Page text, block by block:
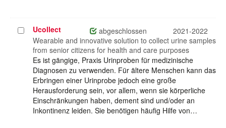
Projekt
auswählen
Ucollect abgeschlossen
2021-2022
Wearable and innovative solution to collect urine samples
from senior citizens for health and care purposes
Es ist gängige, Praxis Urinproben für medizinische
Diagnosen zu verwenden. Für ältere Menschen kann das
Erbringen einer Urinprobe jedoch eine große
Herausforderung sein, vor allem, wenn sie körperliche
Einschränkungen haben, dement sind und/oder an
Inkontinenz leiden. Sie benötigen häufig Hilfe von…